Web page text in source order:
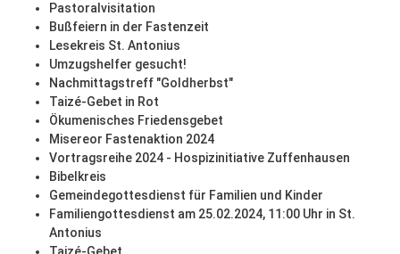
Pastoralvisitation
Bußfeiern in der Fastenzeit
Lesekreis St. Antonius
Umzugshelfer gesucht!
Nachmittagstreff "Goldherbst"
Taizé-Gebet in Rot
Ökumenisches Friedensgebet
Misereor Fastenaktion 2024
Vortragsreihe 2024 - Hospizinitiative Zuffenhausen
Bibelkreis
Gemeindegottesdienst für Familien und Kinder
Familiengottesdienst am 25.02.2024, 11:00 Uhr in St.
Antonius